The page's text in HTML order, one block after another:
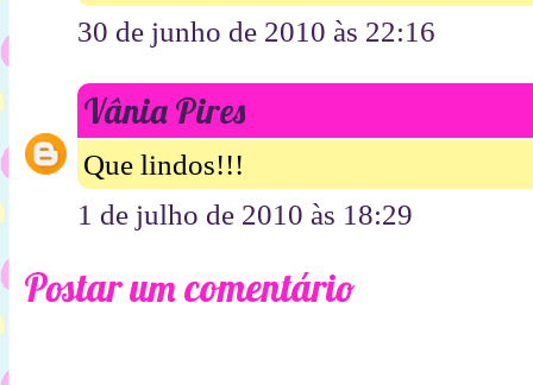
30 de junho de 2010 às 22:16
Vânia Pires
Que lindos!!!
1 de julho de 2010 às 18:29
Postar um comentário